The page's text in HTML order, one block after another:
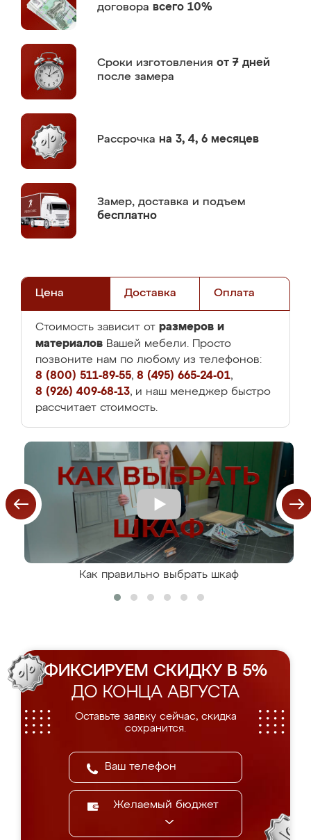
договора всего 10%
Сроки изготовления от 7 дней
после замера
Рассрочка на 3, 4, 6 месяцев
Замер, доставка и подъем
бесплатно
Цена Доставка Оплата
Стоимость зависит от размеров и
материалов Вашей мебели. Просто
позвоните нам по любому из телефонов:
8 (800) 511-89-55, 8 (495) 665-24-01,
8 (926) 409-68-13, и наш менеджер быстро
рассчитает стоимость.
Как правильно выбрать шкаф
ФИКСИРУЕМ СКИДКУ В 5%
ДО КОНЦА АВГУСТА
Оставьте заявку сейчас, скидка
сохранится.
Желаемый бюджет